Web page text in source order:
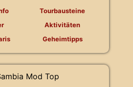
Tourbausteine
Aktivitäten
Geheimtipps